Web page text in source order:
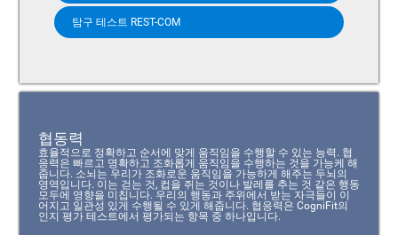
탐구 테스트 REST-COM
협동력
효율적으로 정확하고 순서에 맞게 움직임을 수행할 수 있는 능력. 협
응력은 빠르고 명확하고 조화롭게 움직임을 수행하는 것을 가능케 해
줍니다. 소뇌는 우리가 조화로운 움직임을 가능하게 해주는 두뇌의
영역입니다. 이는 걷는 것, 컵을 쥐는 것이나 발레를 추는 것 같은 행동
모두에 영향을 미칩니다. 우리의 행동과 주위에서 받는 자극들이 이
어지고 일관성 있게 수행될 수 있게 해줍니다. 협응력은 CogniFit의
인지 평가 테스트에서 평가되는 항목 중 하나입니다.